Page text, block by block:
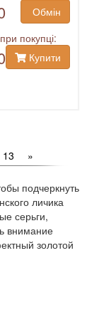
Обмін
покупці:
Купити
13 »
подчеркнуть
личика
серьги,
внимание
золотой